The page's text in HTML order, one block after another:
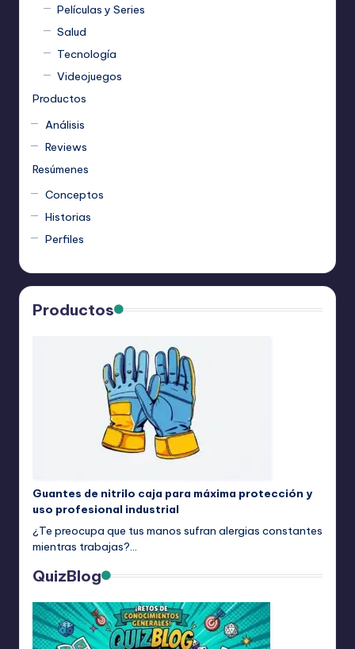
Películas y Series
Salud
Tecnología
Videojuegos
Productos
Análisis
Reviews
Resúmenes
Conceptos
Historias
Perfiles
Productos
Guantes de nitrilo caja para máxima protección y
uso profesional industrial
¿Te preocupa que tus manos sufran alergias constantes
mientras trabajas?…
QuizBlog